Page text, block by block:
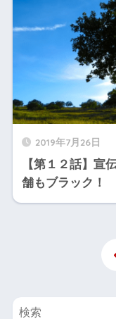
2019年7月26日
【第１２話】宣
舗もブラック！